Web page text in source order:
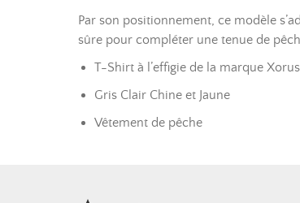
Par son positionnement, ce modèle
sûre pour compléter une tenue de
T-Shirt à l’effigie de la marque Xorus
Gris Clair Chine et Jaune
Vêtement de pêche